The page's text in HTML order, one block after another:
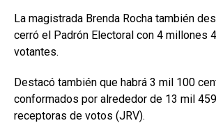
La magistrada Brenda Rocha también
cerró el Padrón Electoral con 4 millones
votantes.
Destacó también que habrá 3 mil 100
conformados por alrededor de 13 mil
receptoras de votos (JRV).